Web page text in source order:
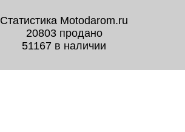
Статистика Motodarom.ru
20803 продано
51167 в наличии